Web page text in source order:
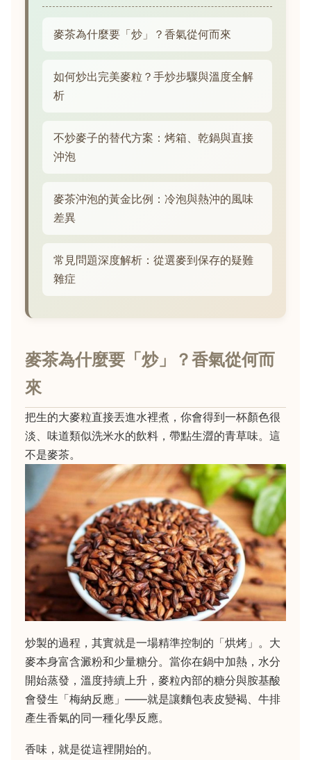
麥茶為什麼要「炒」？香氣從何而來
如何炒出完美麥粒？手炒步驟與溫度全解
析
不炒麥子的替代方案：烤箱、乾鍋與直接
沖泡
麥茶沖泡的黃金比例：冷泡與熱沖的風味
差異
常見問題深度解析：從選麥到保存的疑難
雜症
麥茶為什麼要「炒」？香氣從何而
來
把生的大麥粒直接丟進水裡煮，你會得到一杯顏色很
淡、味道類似洗米水的飲料，帶點生澀的青草味。這
不是麥茶。
炒製的過程，其實就是一場精準控制的「烘烤」。大
麥本身富含澱粉和少量糖分。當你在鍋中加熱，水分
開始蒸發，溫度持續上升，麥粒內部的糖分與胺基酸
會發生「梅納反應」——就是讓麵包表皮變褐、牛排
產生香氣的同一種化學反應。
香味，就是從這裡開始的。